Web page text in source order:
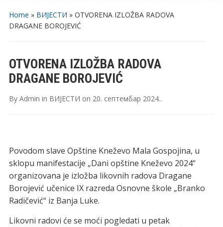
Home » ВИЈЕСТИ » OTVORENA IZLOŽBA RADOVA
DRAGANE BOROJEVIĆ
OTVORENA IZLOŽBA RADOVA
DRAGANE BOROJEVIĆ
By Admin in ВИЈЕСТИ on 20. септембар 2024..
Povodom slave Opštine Kneževo Mala Gospojina, u
sklopu manifestacije „Dani opštine Kneževo 2024“
organizovana je izložba likovnih radova Dragane
Borojević učenice IX razreda Osnovne škole „Branko
Radičević“ iz Banja Luke.
Likovni radovi će se moći pogledati u petak